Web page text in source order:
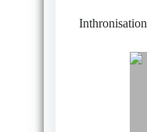
Inthronisation